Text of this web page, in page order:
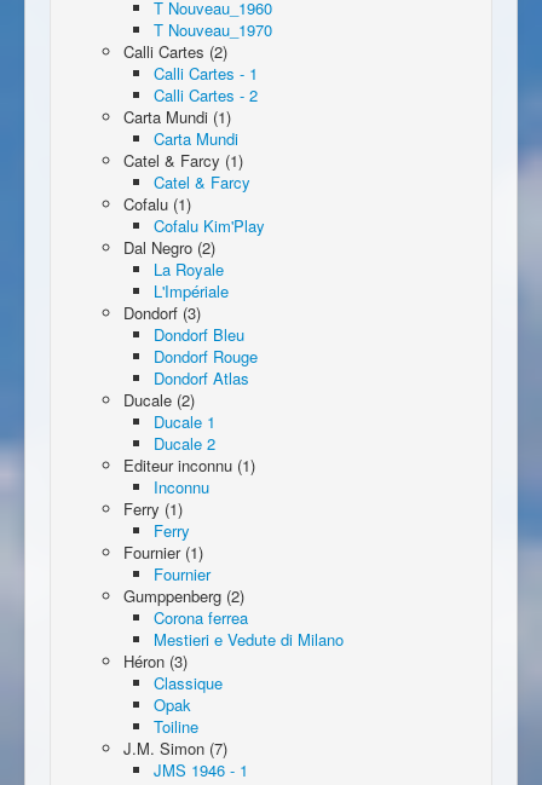
T Nouveau_1960
T Nouveau_1970
Calli Cartes (2)
Calli Cartes - 1
Calli Cartes - 2
Carta Mundi (1)
Carta Mundi
Catel & Farcy (1)
Catel & Farcy
Cofalu (1)
Cofalu Kim'Play
Dal Negro (2)
La Royale
L'Impériale
Dondorf (3)
Dondorf Bleu
Dondorf Rouge
Dondorf Atlas
Ducale (2)
Ducale 1
Ducale 2
Editeur inconnu (1)
Inconnu
Ferry (1)
Ferry
Fournier (1)
Fournier
Gumppenberg (2)
Corona ferrea
Mestieri e Vedute di Milano
Héron (3)
Classique
Opak
Toiline
J.M. Simon (7)
JMS 1946 - 1